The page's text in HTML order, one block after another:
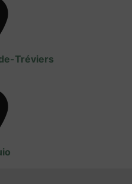
Tréviers